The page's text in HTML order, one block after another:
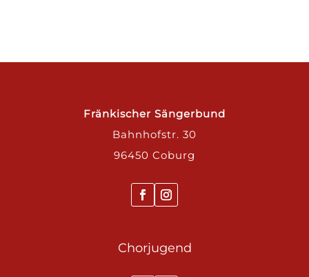
Fränkischer Sängerbund
Bahnhofstr. 30
96450 Coburg
Chorjugend